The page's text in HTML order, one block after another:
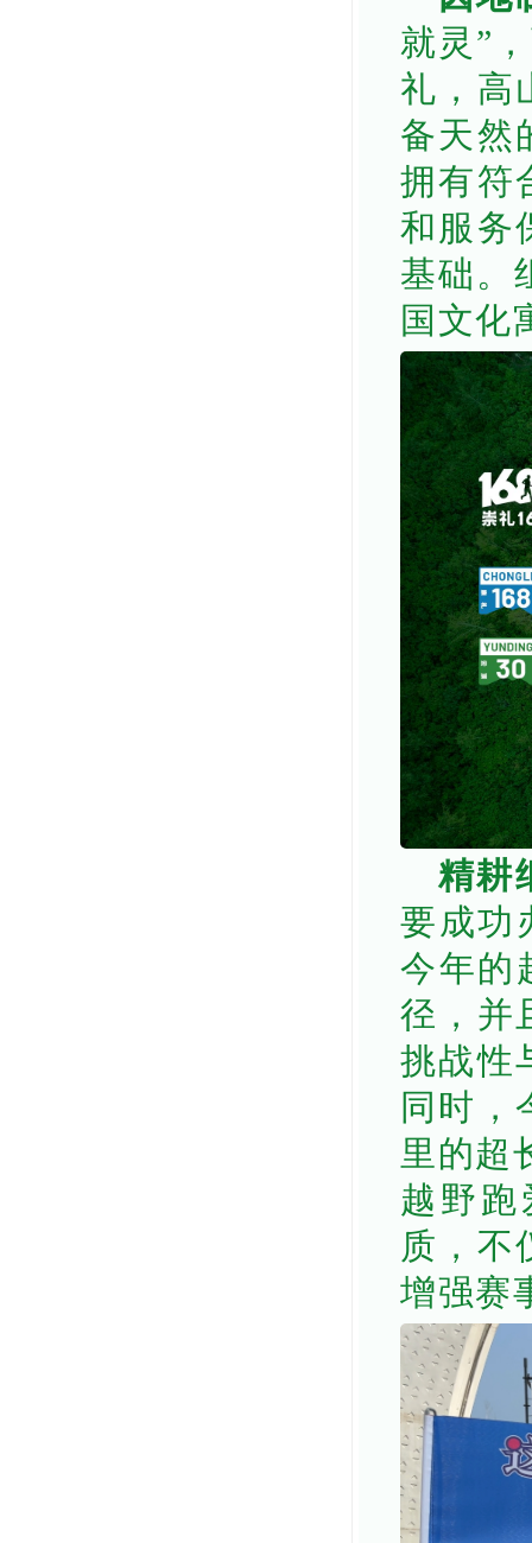
就灵”
礼，高
备天然
拥有符
和服务
基础。
国文化
精耕
要成功
今年的
径，并
挑战性
同时，
里的超
越野
质，不
增强赛